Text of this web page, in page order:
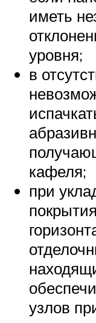
иметь
уровня;
в
кафеля;
при
узлов